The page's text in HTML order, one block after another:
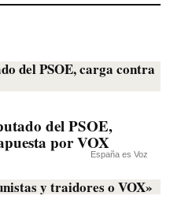
del PSOE,
por VOX
España es Voz